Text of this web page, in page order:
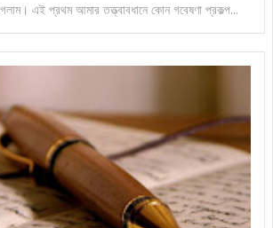
এই প্রথম আমার তত্ত্বাবধানে কোন গবেষণা প্রকল্প...